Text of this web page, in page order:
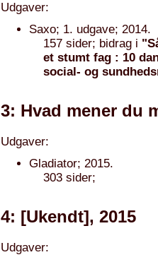
Udgaver:
Saxo; 1. udgave; 2014.
157 sider; bidrag i
et stumt fag : 10
social- og
3: Hvad mener du
Udgaver:
Gladiator; 2015.
303 sider;
4: [Ukendt], 2015
Udgaver: